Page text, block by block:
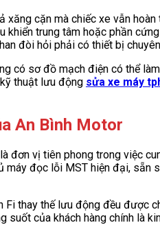
cặn mà chiếc xe vẫn
trung tâm hoặc phần
đòi hỏi phải có thiết bị
có sơ đồ mạch điện có thể
thuật lưu động sửa xe máy
An Bình Motor
đơn vị tiên phong trong việc
đọc lỗi MST hiện đại, sẵn
thay thế lưu động đều được
suốt của khách hàng chính